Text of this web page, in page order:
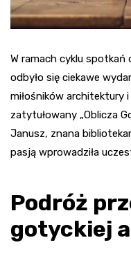
W ramach cyklu
odbyło się ciekawe
miłośników architektury
zatytułowany „Oblicza
Janusz, znana
pasją wprowadziła
Podróż
gotyckiej